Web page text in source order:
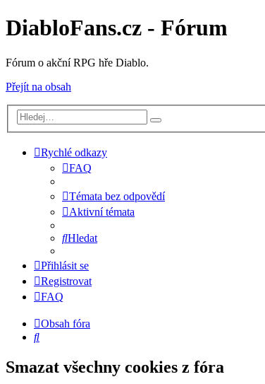
DiabloFans.cz - Fórum
Fórum o akční RPG hře Diablo.
Přejít na obsah
Rychlé odkazy
FAQ
Témata bez odpovědí
Aktivní témata
Hledat
Přihlásit se
Registrovat
FAQ
Obsah fóra
Hledat
Smazat všechny cookies z fóra